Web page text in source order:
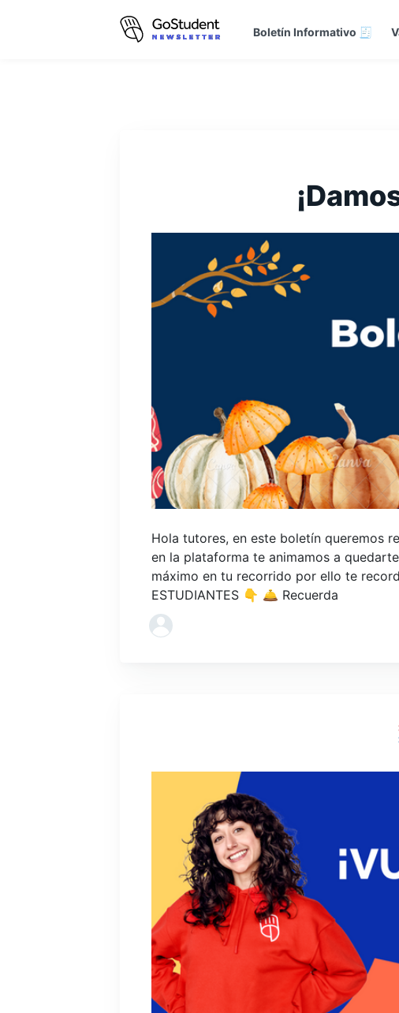
Boletín Informativo 🧾
Hola tutores, en este boletín queremos
en la plataforma te animamos a
máximo en tu recorrido por ello te
ESTUDIANTES 👇 🛎️ Recuerda